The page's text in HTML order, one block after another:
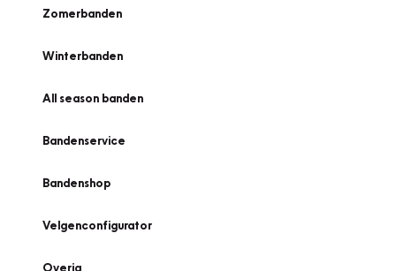
Zomerbanden
Winterbanden
All season banden
Bandenservice
Bandenshop
Velgenconfigurator
Overig